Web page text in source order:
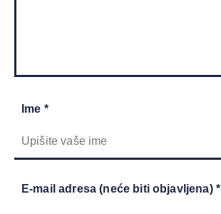
Ime *
E-mail adresa (neće biti objavljena) *